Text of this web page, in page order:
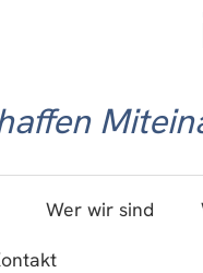
Wer wir sind